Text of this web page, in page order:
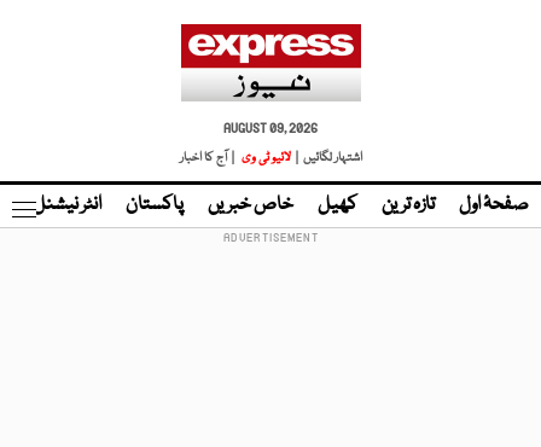
AUGUST 09, 2026
اشتہار لگائیں |
لائیو ٹی وی | آج کا اخبار
صفحۂ اول تازہ ترین کھیل خاص خبریں پاکستان انٹر نیشنل